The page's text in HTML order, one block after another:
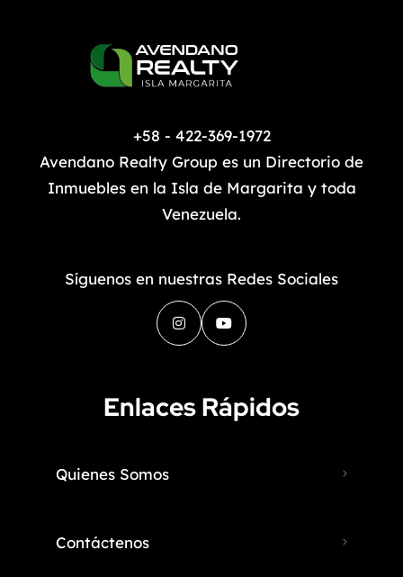
+58 - 422-369-1972
Avendano Realty Group es un Directorio de
Inmuebles en la Isla de Margarita y toda
Venezuela.
Síguenos en nuestras Redes Sociales
Enlaces Rápidos
Quienes Somos
Contáctenos